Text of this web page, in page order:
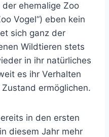
ehemalige Zoo
Vogel“) eben kein
sich ganz der
Wildtieren stets
in ihr natürliches
es ihr Verhalten
ermöglichen.
in den ersten
diesem Jahr mehr